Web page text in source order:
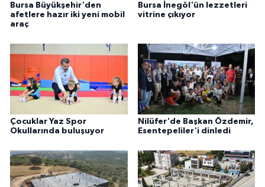
Bursa Büyükşehir'den
afetlere hazır iki yeni mobil
araç
Bursa İnegöl'ün lezzetleri
vitrine çıkıyor
Çocuklar Yaz Spor
Okullarında buluşuyor
Nilüfer'de Başkan Özdemir,
Esentepeliler'i dinledi